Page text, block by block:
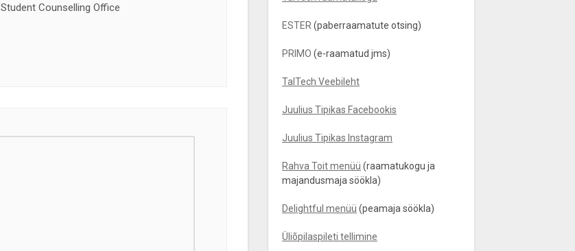
Student Counselling Office
ESTER (paberraamatute otsing)
PRIMO (e-raamatud jms)
TalTech Veebileht
Juulius Tipikas Facebookis
Juulius Tipikas Instagram
Rahva Toit menüü (raamatukogu ja
majandusmaja söökla)
Delightful menüü (peamaja söökla)
Üliõpilaspileti tellimine